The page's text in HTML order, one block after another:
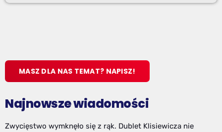
MASZ DLA NAS TEMAT? NAPISZ!
Najnowsze wiadomości
Zwycięstwo wymknęło się z rąk. Dublet Klisiewicza nie